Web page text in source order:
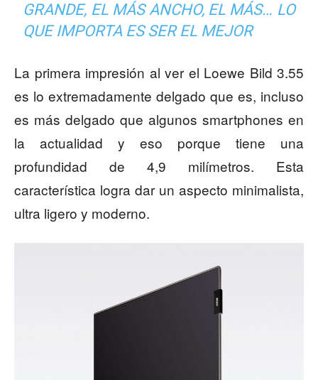
GRANDE, EL MÁS ANCHO, EL MÁS… LO
QUE IMPORTA ES SER EL MEJOR
La primera impresión al ver el Loewe Bild 3.55
es lo extremadamente delgado que es, incluso
es más delgado que algunos smartphones en
la actualidad y eso porque tiene una
profundidad de 4,9 milímetros. Esta
característica logra dar un aspecto minimalista,
ultra ligero y moderno.